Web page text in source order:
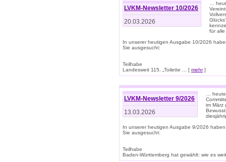
LVKM-Newsletter 10/2026
20.03.2026
…
für
In unserer heutigen Ausgabe 10/2026
Sie ausgesucht:
Teilhabe
Landesweit 115. „Toilette ... [ mehr]
LVKM-Newsletter 9/2026
13.03.2026
…
im März
In unserer heutigen Ausgabe 9/2026
Sie ausgesucht:
Teilhabe
Baden-Württemberg hat gewählt: wie es